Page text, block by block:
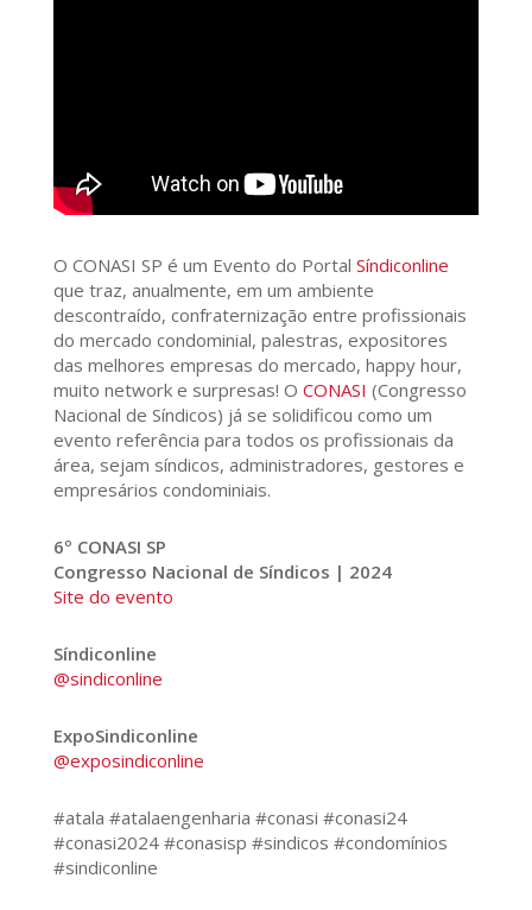
O CONASI SP é um Evento do Portal Síndiconline
que traz, anualmente, em um ambiente
descontraído, confraternização entre profissionais
do mercado condominial, palestras, expositores
das melhores empresas do mercado, happy hour,
muito network e surpresas! O CONASI (Congresso
Nacional de Síndicos) já se solidificou como um
evento referência para todos os profissionais da
área, sejam síndicos, administradores, gestores e
empresários condominiais.
6º CONASI SP
Congresso Nacional de Síndicos | 2024
Site do evento
Síndiconline
@sindiconline
ExpoSindiconline
@exposindiconline
#atala #atalaengenharia #conasi #conasi24
#conasi2024 #conasisp #sindicos #condomínios
#sindiconline